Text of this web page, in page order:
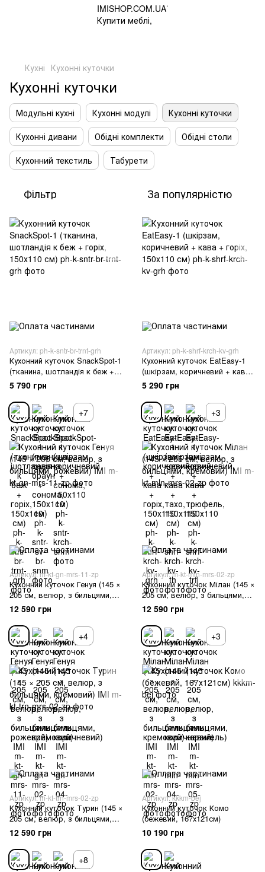
Кухні Кухонні куточки
Кухонні куточки
Модульні кухні Кухонні модулі
Кухонні куточки
Кухонні дивани
Обідні комплекти
Обідні столи
Кухонний текстиль
Табурети
Фільтр За популярністю
Артикул: ph-k-sntr-br-trnt-grh
Кухонний куточок SnackSpot-1
(тканина, шотландія к беж +
горіх, 150х110 см)
5 790 грн
+7
Артикул: ph-k-shrf-krch-kv-grh
Кухонний куточок EatEasy-1
(шкірзам, коричневий + кава
+ горіх, 150х110 см)
5 290 грн
+3
Артикул: m-kt-gn-mrs-11-zp
Кухонний куточок Генуя (145 ×
205 см, велюр, з бильцями,
рожевий) IMI
12 590 грн
+4
Артикул: m-kt-mln-mrs-02-zp
Кухонний куточок Мілан (145 ×
205 см, велюр, з бильцями,
кремовий) IMI
12 590 грн
+3
Артикул: m-kt-trn-mrs-02-zp
Кухонний куточок Турин (145 ×
205 см, велюр, з бильцями,
кремовий) IMI
12 590 грн
+8
Артикул: kkkm-bej
Кухонний куточок Комо
(бежевий, 167х121см)
10 190 грн